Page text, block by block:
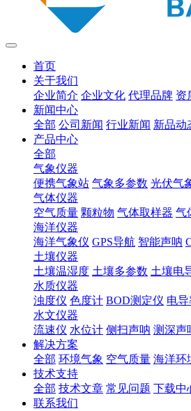
首页
关于我们
企业简介 企业文化 代理品牌 资
新闻中心
全部 公司新闻 行业新闻 新品动
产品中心
全部
气象仪器
便携气象站 气象多参数 光伏气
气体仪器
空气质量 颗粒物 气体取样器 气
海洋仪器
海洋气象仪 GPS导航 智能声呐
土壤仪器
土壤温湿度 土壤多参数 土壤电
水质仪器
浊度仪 色度计 BOD测定仪 电
水文仪器
流速仪 水位计 侧扫声呐 测深声
解决方案
全部 环境气象 空气质量 海洋环
技术支持
全部 技术文章 常见问题 下载中
联系我们